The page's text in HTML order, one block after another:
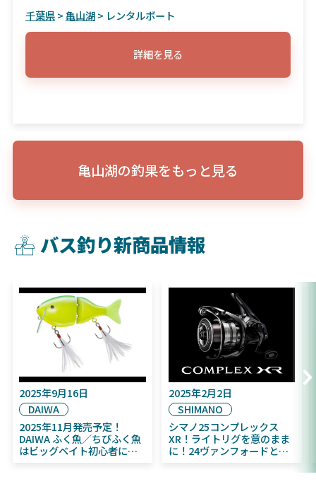
千葉県>亀山湖> レンタルボート
詳細を見る
亀山湖の釣果をもっと見る
バス釣り新商品情報
2025年9月16日
DAIWA
2025年11月発売予定！
DAIWA ふく魚／ちびふく魚
はビッグベイト初心者にお
2025年2月2日
SHIMANO
シマノ25コンプレックス
XR！ライトリグを意のまま
に！24ヴァンフォードとの